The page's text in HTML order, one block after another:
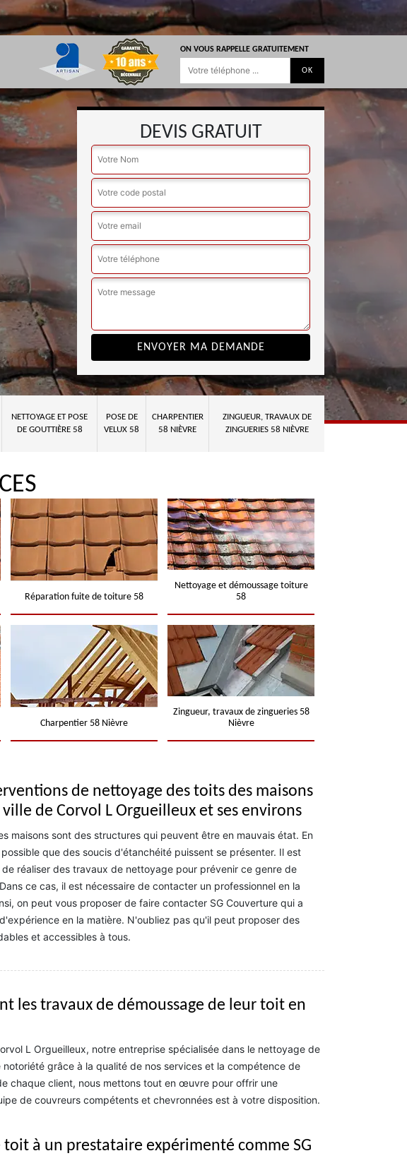
ON VOUS RAPPELLE GRATUITEMENT
DEVIS GRATUIT
NETTOYAGE ET POSE
DE GOUTTIÈRE 58
POSE DE
VELUX 58
CHARPENTIER
58 NIÈVRE
ZINGUEUR, TRAVAUX DE
ZINGUERIES 58 NIÈVRE
Réparation fuite de toiture 58
Nettoyage et démoussage toiture
58
Charpentier 58 Nièvre
Zingueur, travaux de zingueries 58
Nièvre
de nettoyage des toits des maisons
de Corvol L Orgueilleux et ses environs
maisons sont des structures qui peuvent être en mauvais état. En
que des soucis d'étanchéité puissent se présenter. Il est
de réaliser des travaux de nettoyage pour prévenir ce genre de
ce cas, il est nécessaire de contacter un professionnel en la
on peut vous proposer de faire contacter SG Couverture qui a
en la matière. N'oubliez pas qu'il peut proposer des
et accessibles à tous.
les travaux de démoussage de leur toit en
L Orgueilleux, notre entreprise spécialisée dans le nettoyage de
grâce à la qualité de nos services et la compétence de
chaque client, nous mettons tout en œuvre pour offrir une
de couvreurs compétents et chevronnées est à votre disposition.
à un prestataire expérimenté comme SG